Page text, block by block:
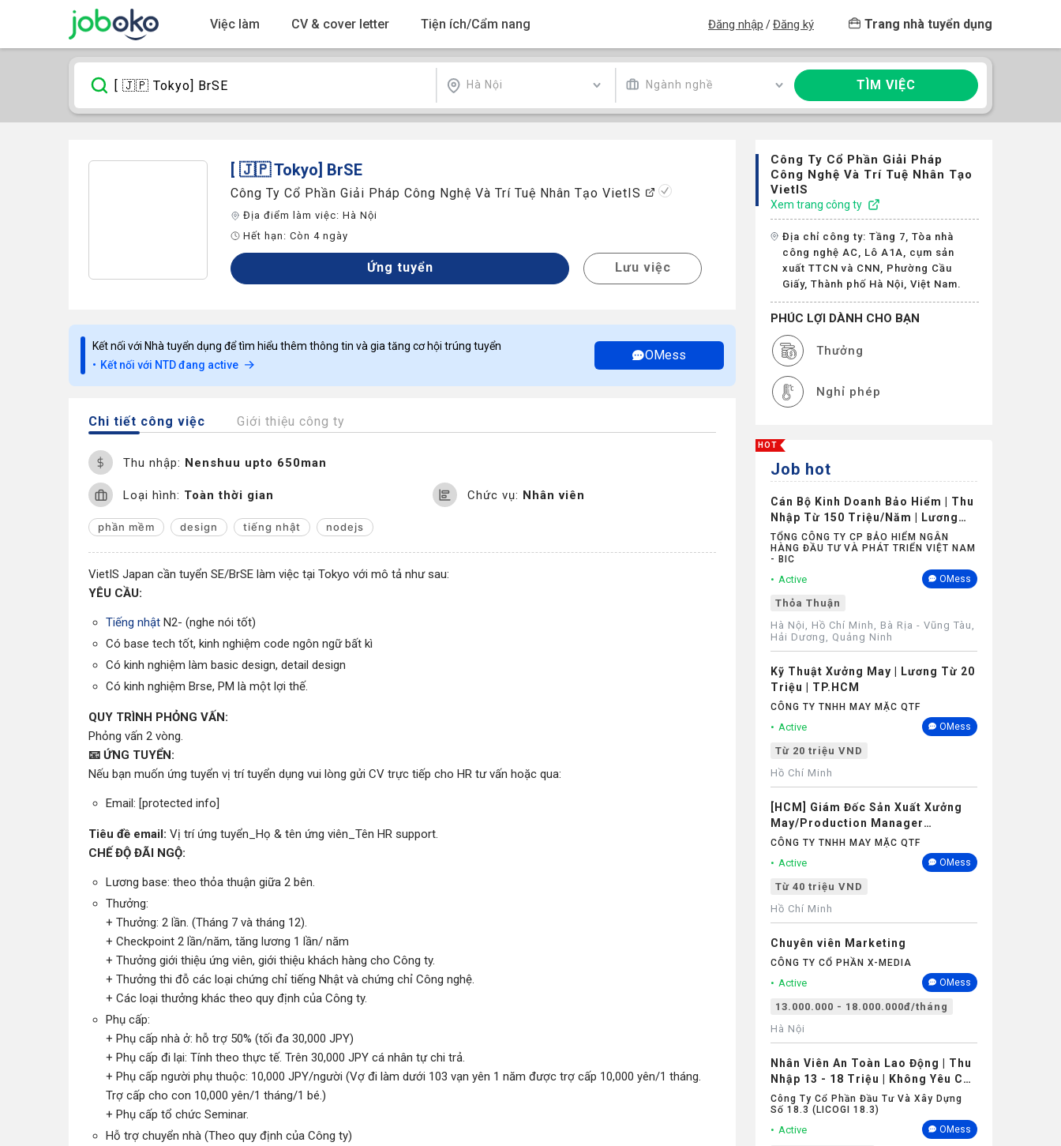
Việc làm CV & cover letter Tiện ích/Cẩm nang Đăng nhập /Đăng ký Trang nhà tuyển dụng
Hà Nội Ngành nghề TÌM VIỆC
[ 🇯🇵 Tokyo] BrSE
Công Ty Cổ Phần Giải Pháp Công Nghệ Và Trí Tuệ Nhân Tạo VietIS
Địa điểm làm việc: Hà Nội
Hết hạn: Còn 4 ngày
Ứng tuyển Lưu việc
Kết nối với Nhà tuyển dụng để tìm hiểu thêm thông tin và gia tăng cơ hội trúng tuyển
Kết nối với NTD đang active
OMess
Chi tiết công việc Giới thiệu công ty
Thu nhập: Nenshuu upto 650man
Loại hình: Toàn thời gian Chức vụ: Nhân viên
phần mềm design tiếng nhật nodejs
VietIS Japan cần tuyển SE/BrSE làm việc tại Tokyo với mô tả như sau:
YÊU CẦU:
Tiếng nhật N2- (nghe nói tốt)
Có base tech tốt, kinh nghiệm code ngôn ngữ bất kì
Có kinh nghiệm làm basic design, detail design
Có kinh nghiệm Brse, PM là một lợi thế.
QUY TRÌNH PHỎNG VẤN:
Phỏng vấn 2 vòng.
📧 ỨNG TUYỂN:
Nếu bạn muốn ứng tuyển vị trí tuyển dụng vui lòng gửi CV trực tiếp cho HR tư vấn hoặc qua:
Email: [protected info]
Tiêu đề email: Vị trí ứng tuyển_Họ & tên ứng viên_Tên HR support.
CHẾ ĐỘ ĐÃI NGỘ:
Lương base: theo thỏa thuận giữa 2 bên.
Thưởng:
+ Thưởng: 2 lần. (Tháng 7 và tháng 12).
+ Checkpoint 2 lần/năm, tăng lương 1 lần/ năm
+ Thưởng giới thiệu ứng viên, giới thiệu khách hàng cho Công ty.
+ Thưởng thi đỗ các loại chứng chỉ tiếng Nhật và chứng chỉ Công nghệ.
+ Các loại thưởng khác theo quy định của Công ty.
Phụ cấp:
+ Phụ cấp nhà ở: hỗ trợ 50% (tối đa 30,000 JPY)
+ Phụ cấp đi lại: Tính theo thực tế. Trên 30,000 JPY cá nhân tự chi trả.
+ Phụ cấp người phụ thuộc: 10,000 JPY/người (Vợ đi làm dưới 103 vạn yên 1 năm được trợ cấp 10,000 yên/1 tháng.
Trợ cấp cho con 10,000 yên/1 tháng/1 bé.)
+ Phụ cấp tổ chức Seminar.
Hỗ trợ chuyển nhà (Theo quy định của Công ty)
Công Ty Cổ Phần Giải Pháp
Công Nghệ Và Trí Tuệ Nhân Tạo
VietIS
Xem trang công ty
Địa chỉ công ty: Tầng 7, Tòa nhà
công nghệ AC, Lô A1A, cụm sản
xuất TTCN và CNN, Phường Cầu
Giấy, Thành phố Hà Nội, Việt Nam.
PHÚC LỢI DÀNH CHO BẠN
Thưởng
Nghỉ phép
HOT
Job hot
Cán Bộ Kinh Doanh Bảo Hiểm | Thu
Nhập Từ 150 Triệu/Năm | Lương
Cứng Không Phụ Thuộc Doanh Số
TỔNG CÔNG TY CP BẢO HIỂM NGÂN
HÀNG ĐẦU TƯ VÀ PHÁT TRIỂN VIỆT NAM
- BIC
Active OMess
Thỏa Thuận
Hà Nội, Hồ Chí Minh, Bà Rịa - Vũng Tàu,
Hải Dương, Quảng Ninh
Kỹ Thuật Xưởng May | Lương Từ 20
Triệu | TP.HCM
CÔNG TY TNHH MAY MẶC QTF
Active OMess
Từ 20 triệu VND
Hồ Chí Minh
[HCM] Giám Đốc Sản Xuất Xưởng
May/Production Manager
(Garments) - Lương 40M+
CÔNG TY TNHH MAY MẶC QTF
Active OMess
Từ 40 triệu VND
Hồ Chí Minh
Chuyên viên Marketing
CÔNG TY CỔ PHẦN X-MEDIA
Active OMess
13.000.000 - 18.000.000đ/tháng
Hà Nội
Nhân Viên An Toàn Lao Động | Thu
Nhập 13 - 18 Triệu | Không Yêu Cầu
Kinh Nghiệm
Công Ty Cổ Phần Đầu Tư Và Xây Dựng
Số 18.3 (LICOGI 18.3)
Active OMess